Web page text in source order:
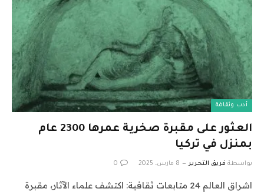
أدب وثقافة
العثور على مقبرة صخرية عمرها 2300 عام
بمنزل في تركيا
بواسطة فريق التحرير 8 مارس، 2025 0
اشراق العالم 24 متابعات ثقافية: اكتشف علماء الآثار، مقبرة